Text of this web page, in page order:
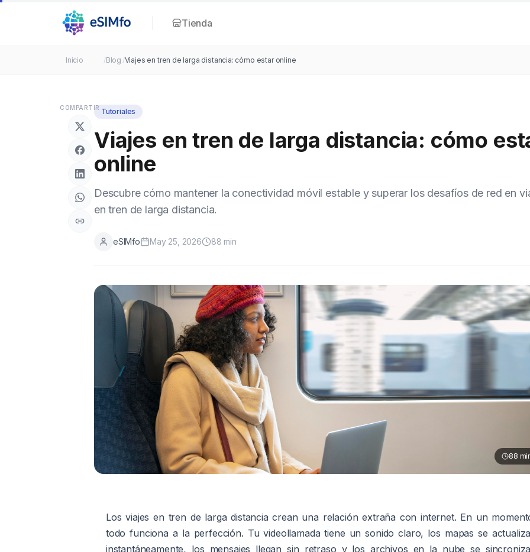
Tienda
Inicio /Blog /Viajes en tren de larga distancia: cómo estar online
COMPARTIR Tutoriales
Viajes en tren de larga distancia: cómo
online
Descubre cómo mantener la conectividad móvil estable y superar los desafíos de red en
en tren de larga distancia.
eSIMfo May 25, 2026 88 min
88
Los viajes en tren de larga distancia crean una relación extraña con internet. En un
todo funciona a la perfección. Tu videollamada tiene un sonido claro, los mapas se
instantáneamente, los mensajes llegan sin retraso y los archivos en la nube se